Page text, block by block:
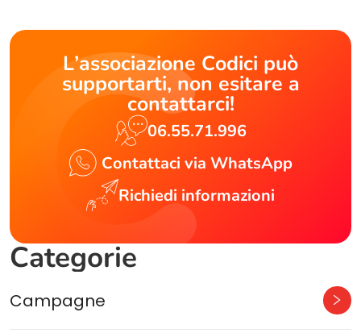
L’associazione Codici può
supportarti, non esitare a
contattarci!
06.55.71.996
Contattaci via WhatsApp
Richiedi informazioni
Categorie
Campagne